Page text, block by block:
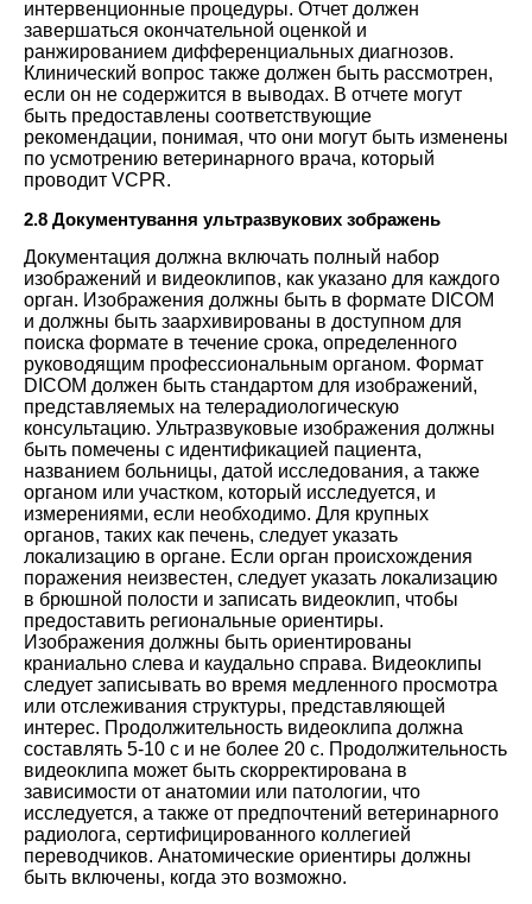
интервенционные процедуры. Отчет должен
завершаться окончательной оценкой и
ранжированием дифференциальных диагнозов.
Клинический вопрос также должен быть рассмотрен,
если он не содержится в выводах. В отчете могут
быть предоставлены соответствующие
рекомендации, понимая, что они могут быть изменены
по усмотрению ветеринарного врача, который
проводит VCPR.
2.8 Документування ультразвукових зображень
Документация должна включать полный набор
изображений и видеоклипов, как указано для каждого
орган. Изображения должны быть в формате DICOM
и должны быть заархивированы в доступном для
поиска формате в течение срока, определенного
руководящим профессиональным органом. Формат
DICOM должен быть стандартом для изображений,
представляемых на телерадиологическую
консультацию. Ультразвуковые изображения должны
быть помечены с идентификацией пациента,
названием больницы, датой исследования, а также
органом или участком, который исследуется, и
измерениями, если необходимо. Для крупных
органов, таких как печень, следует указать
локализацию в органе. Если орган происхождения
поражения неизвестен, следует указать локализацию
в брюшной полости и записать видеоклип, чтобы
предоставить региональные ориентиры.
Изображения должны быть ориентированы
краниально слева и каудально справа. Видеоклипы
следует записывать во время медленного просмотра
или отслеживания структуры, представляющей
интерес. Продолжительность видеоклипа должна
составлять 5-10 с и не более 20 с. Продолжительность
видеоклипа может быть скорректирована в
зависимости от анатомии или патологии, что
исследуется, а также от предпочтений ветеринарного
радиолога, сертифицированного коллегией
переводчиков. Анатомические ориентиры должны
быть включены, когда это возможно.